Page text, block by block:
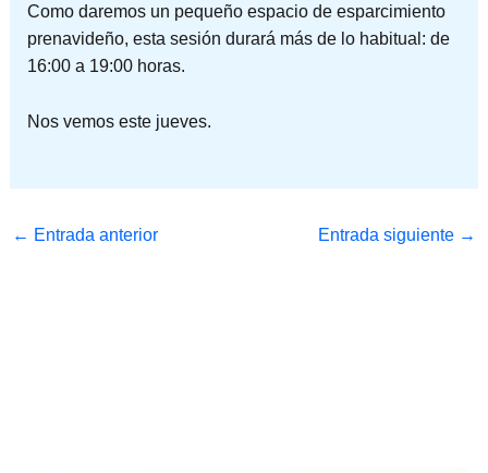
Como daremos un pequeño espacio de esparcimiento
prenavideño, esta sesión durará más de lo habitual: de
16:00 a 19:00 horas.
Nos vemos este jueves.
← Entrada anterior Entrada siguiente →